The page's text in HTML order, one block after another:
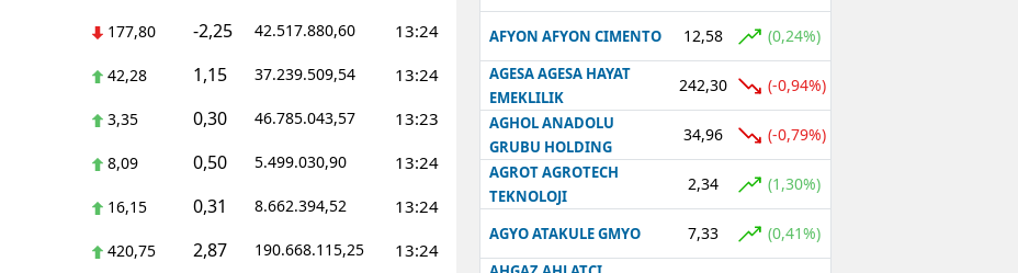
177,80 -2,25 42.517.880,60 13:24
42,28 1,15 37.239.509,54 13:24
3,35 0,30 46.785.043,57 13:23
8,09 0,50 5.499.030,90 13:24
16,15 0,31 8.662.394,52 13:24
420,75 2,87 190.668.115,25 13:24
AFYON AFYON CIMENTO 12,58 (0,24%)
AGESA AGESA HAYAT
EMEKLILIK
242,30 (-0,94%)
AGHOL ANADOLU
GRUBU HOLDING
34,96 (-0,79%)
AGROT AGROTECH
TEKNOLOJI
2,34 (1,30%)
AGYO ATAKULE GMYO 7,33 (0,41%)